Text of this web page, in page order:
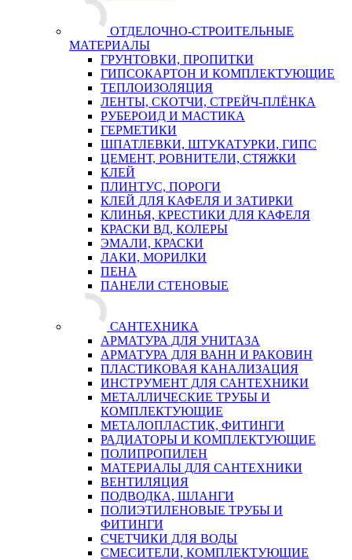
ОТДЕЛОЧНО-СТРОИТЕЛЬНЫЕ
МАТЕРИАЛЫ
ГРУНТОВКИ, ПРОПИТКИ
ГИПСОКАРТОН И КОМПЛЕКТУЮЩИЕ
ТЕПЛОИЗОЛЯЦИЯ
ЛЕНТЫ, СКОТЧИ, СТРЕЙЧ-ПЛЁНКА
РУБЕРОИД И МАСТИКА
ГЕРМЕТИКИ
ШПАТЛЕВКИ, ШТУКАТУРКИ, ГИПС
ЦЕМЕНТ, РОВНИТЕЛИ, СТЯЖКИ
КЛЕЙ
ПЛИНТУС, ПОРОГИ
КЛЕЙ ДЛЯ КАФЕЛЯ И ЗАТИРКИ
КЛИНЬЯ, КРЕСТИКИ ДЛЯ КАФЕЛЯ
КРАСКИ ВД, КОЛЕРЫ
ЭМАЛИ, КРАСКИ
ЛАКИ, МОРИЛКИ
ПЕНА
ПАНЕЛИ СТЕНОВЫЕ
САНТЕХНИКА
АРМАТУРА ДЛЯ УНИТАЗА
АРМАТУРА ДЛЯ ВАНН И РАКОВИН
ПЛАСТИКОВАЯ КАНАЛИЗАЦИЯ
ИНСТРУМЕНТ ДЛЯ САНТЕХНИКИ
МЕТАЛЛИЧЕСКИЕ ТРУБЫ И
КОМПЛЕКТУЮЩИЕ
МЕТАЛОПЛАСТИК, ФИТИНГИ
РАДИАТОРЫ И КОМПЛЕКТУЮЩИЕ
ПОЛИПРОПИЛЕН
МАТЕРИАЛЫ ДЛЯ САНТЕХНИКИ
ВЕНТИЛЯЦИЯ
ПОДВОДКА, ШЛАНГИ
ПОЛИЭТИЛЕНОВЫЕ ТРУБЫ И
ФИТИНГИ
СЧЕТЧИКИ ДЛЯ ВОДЫ
СМЕСИТЕЛИ, КОМПЛЕКТУЮЩИЕ